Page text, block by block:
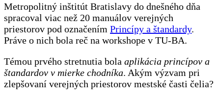
Metropolitný inštitút Bratislavy do dnešného dňa
spracoval viac než 20 manuálov verejných
priestorov pod označením Princípy a štandardy.
Práve o nich bola reč na workshope v TU-BA.
Témou prvého stretnutia bola aplikácia princípov a
štandardov v mierke chodníka. Akým výzvam pri
zlepšovaní verejných priestorov mestské časti čelia?